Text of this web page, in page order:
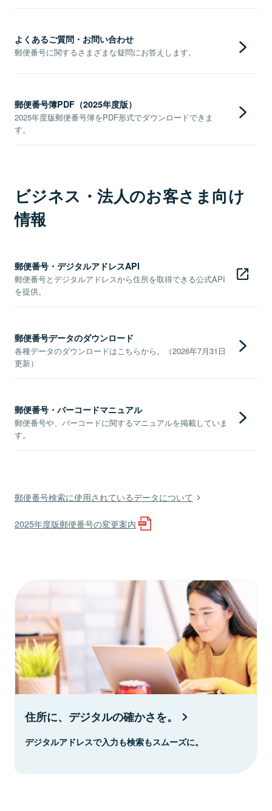
よくあるご質問・お問い合わせ
郵便番号に関するさまざまな疑問にお答えします。
郵便番号簿PDF（2025年度版）
2025年度版郵便番号簿をPDF形式でダウンロードできま
す。
ビジネス・法人のお客さま向け
情報
郵便番号・デジタルアドレスAPI
郵便番号とデジタルアドレスから住所を取得できる公式API
を提供。
郵便番号データのダウンロード
各種データのダウンロードはこちらから。（2026年7月31日
更新）
郵便番号・バーコードマニュアル
郵便番号や、バーコードに関するマニュアルを掲載していま
す。
郵便番号検索に使用されているデータについて
2025年度版郵便番号の変更案内
住所に、デジタルの確かさを。
デジタルアドレスで入力も検索もスムーズに。